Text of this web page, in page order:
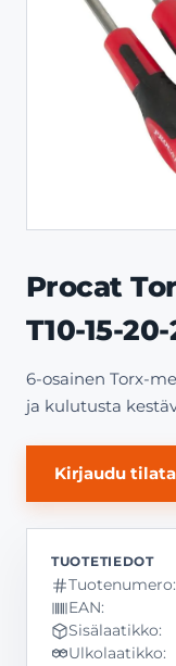
Yhteystiedot
Procat
T10-15-
6-osainen Torx-
ja kulutusta
Kirjaudu
Tuotenumero:
EAN:
Sisälaatikko:
Ulkolaatikko: